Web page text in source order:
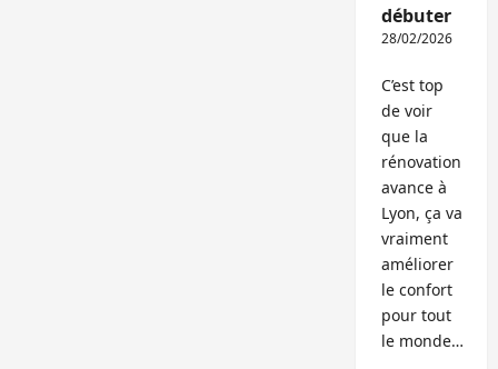
débuter
28/02/2026
C’est top
de voir
que la
rénovation
avance à
Lyon, ça va
vraiment
améliorer
le confort
pour tout
le monde…